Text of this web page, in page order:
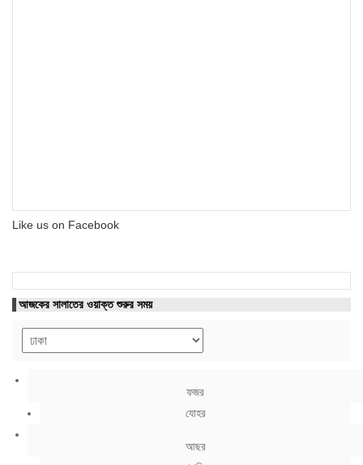
Like us on Facebook
আজকের সালাতের ওয়াক্ত শুরুর সময়
ফজর
যোহর
আছর